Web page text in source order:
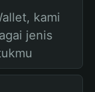
kami
jenis